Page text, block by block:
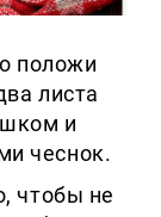
положи
листа
и
чеснок.
чтобы не